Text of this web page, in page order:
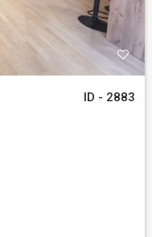
ID - 2883